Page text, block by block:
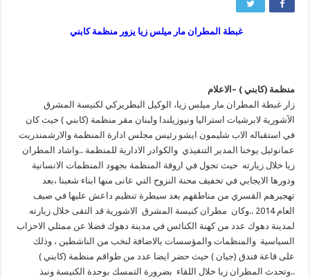
غبطة المطران مار ميلس زيا يزور منظمة كابني
منظمة (كابني ) –الاعلام
زار غبطة المطران مار ميلس زيا، الوكيل البطريركي لكنيسة المشرق
الآشورية لابرشيات استراليا ونيوزيلندا ولبنان مقر منظمة (كابني ) حيث كان
في استقباله الاب شليمون ايشو رئيس مجلس ادارة المنظمة والارشمندريت
عمانوئيل يوخنا المدير التنفيذي والكوادر الادارية للمنظمة ..واشاد المطران
زيا خلال زيارته حيث تجول في اروقة المنظمة بجهود المنظمات الانسانية
ودورها الايجابي في تخفيف محنة النزوح التي عانى منها ابناء شعبنا ،بعد
تهجيرهم القسري من مناطقهم بعد سيطرة تنظيم داعش عليها في صيف
العام 2014 ..وكان مطران كنيسة المشرق الاشورية قد التقى خلال زيارته
لمدينة دهوك عدد من كهنة الكنائس في مدينة دهوك فضلا عن ممثلي الاحزاب
السياسية والمنظمات والمؤسسات بالاضافة لنخب من الناشطين ، وذلك
على قاعة فندق (جيان ) حيث حضر ايضا عدد من طواقم منظمة (كابني )
..وتحدث المطران زيا خلال اللقاء بضرورة التمسك بوحدة الكنيسة ونبذ